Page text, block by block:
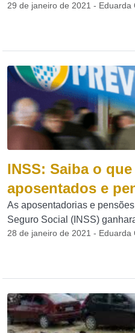
29 de janeiro de 2021 - Eduarda
INSS: Saiba o
aposentados e
As aposentadorias e
Seguro Social (INSS)
28 de janeiro de 2021 - Eduarda